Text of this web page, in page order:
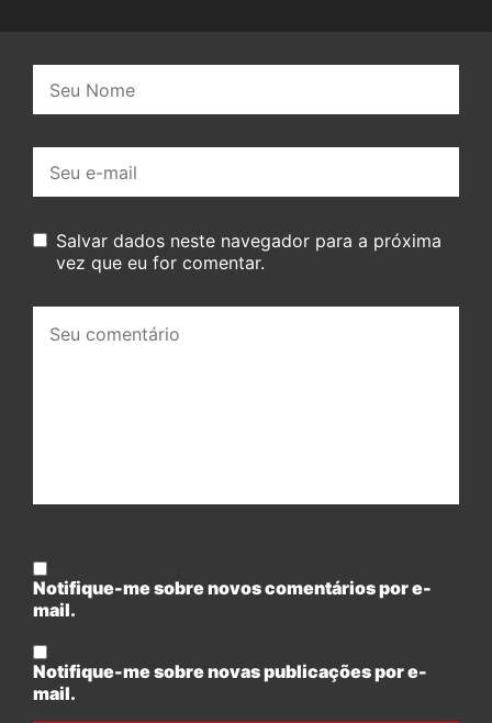
mail:
Salvar dados neste navegador para a próxima
vez que eu for comentar.
comentário:
Notifique-me sobre novos comentários por e-
mail.
Notifique-me sobre novas publicações por e-
mail.